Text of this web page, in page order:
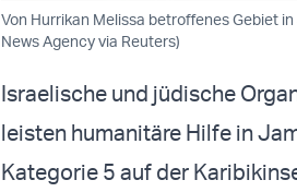
Von Hurrikan Melissa betroffenes Gebiet
News Agency via Reuters)
Israelische und jüdische
leisten humanitäre Hilfe in
Kategorie 5 auf der